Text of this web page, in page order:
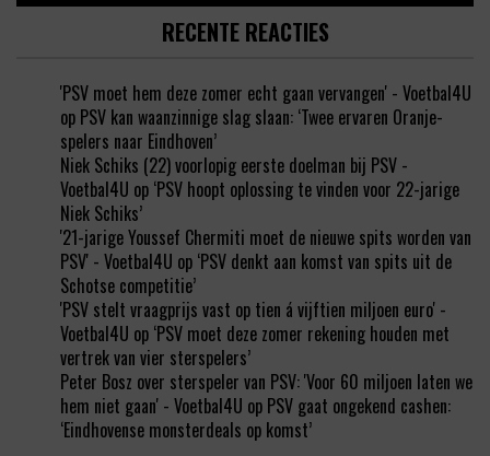
RECENTE REACTIES
'PSV moet hem deze zomer echt gaan vervangen' - Voetbal4U
op PSV kan waanzinnige slag slaan: ‘Twee ervaren Oranje-
spelers naar Eindhoven’
Niek Schiks (22) voorlopig eerste doelman bij PSV -
Voetbal4U op ‘PSV hoopt oplossing te vinden voor 22-jarige
Niek Schiks’
'21-jarige Youssef Chermiti moet de nieuwe spits worden van
PSV' - Voetbal4U op ‘PSV denkt aan komst van spits uit de
Schotse competitie’
'PSV stelt vraagprijs vast op tien á vijftien miljoen euro' -
Voetbal4U op ‘PSV moet deze zomer rekening houden met
vertrek van vier sterspelers’
Peter Bosz over sterspeler van PSV: 'Voor 60 miljoen laten we
hem niet gaan' - Voetbal4U op PSV gaat ongekend cashen:
‘Eindhovense monsterdeals op komst’